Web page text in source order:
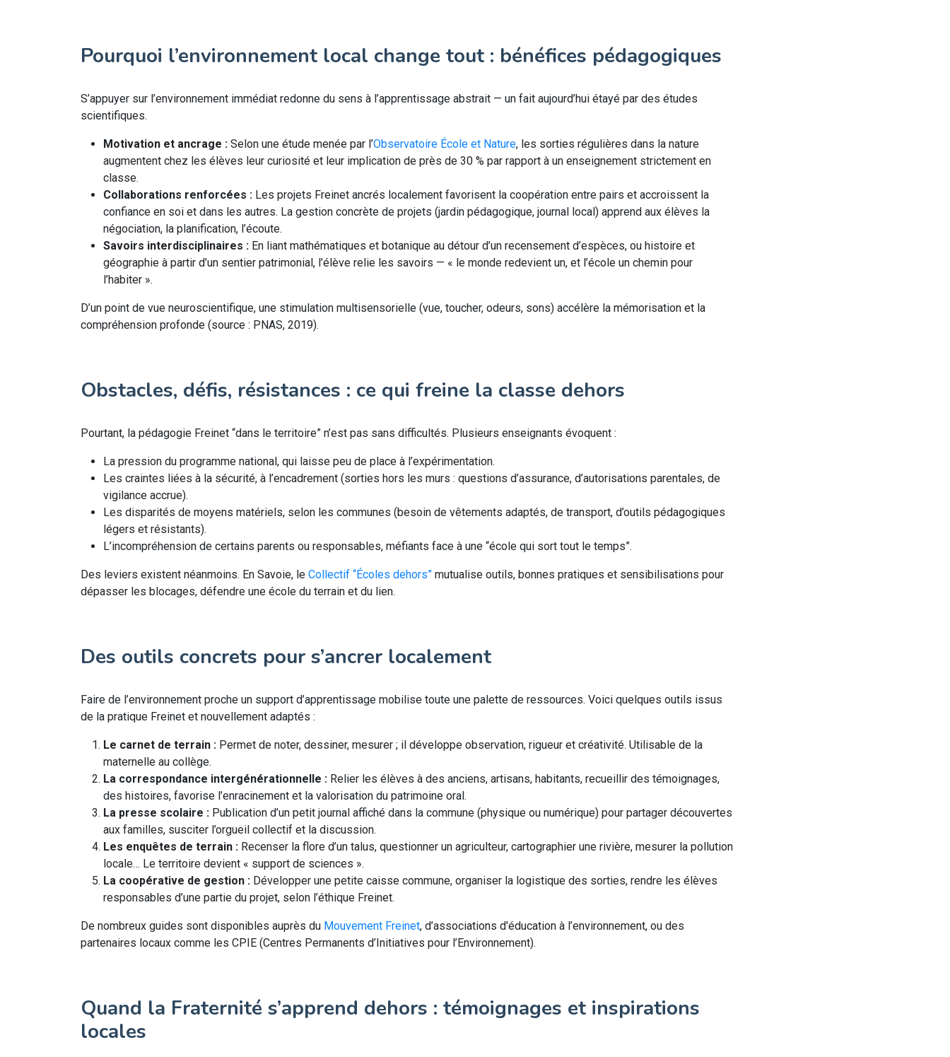
Pourquoi l’environnement local change tout : bénéfices pédagogiques
S’appuyer sur l’environnement immédiat redonne du sens à l’apprentissage abstrait — un fait aujourd’hui étayé par des études
scientifiques.
Motivation et ancrage : Selon une étude menée par l’Observatoire École et Nature, les sorties régulières dans la nature
augmentent chez les élèves leur curiosité et leur implication de près de 30 % par rapport à un enseignement strictement en
classe.
Collaborations renforcées : Les projets Freinet ancrés localement favorisent la coopération entre pairs et accroissent la
confiance en soi et dans les autres. La gestion concrète de projets (jardin pédagogique, journal local) apprend aux élèves la
négociation, la planification, l’écoute.
Savoirs interdisciplinaires : En liant mathématiques et botanique au détour d’un recensement d’espèces, ou histoire et
géographie à partir d’un sentier patrimonial, l’élève relie les savoirs — « le monde redevient un, et l’école un chemin pour
l’habiter ».
D’un point de vue neuroscientifique, une stimulation multisensorielle (vue, toucher, odeurs, sons) accélère la mémorisation et la
compréhension profonde (source : PNAS, 2019).
Obstacles, défis, résistances : ce qui freine la classe dehors
Pourtant, la pédagogie Freinet “dans le territoire” n’est pas sans difficultés. Plusieurs enseignants évoquent :
La pression du programme national, qui laisse peu de place à l’expérimentation.
Les craintes liées à la sécurité, à l’encadrement (sorties hors les murs : questions d’assurance, d’autorisations parentales, de
vigilance accrue).
Les disparités de moyens matériels, selon les communes (besoin de vêtements adaptés, de transport, d’outils pédagogiques
légers et résistants).
L’incompréhension de certains parents ou responsables, méfiants face à une “école qui sort tout le temps”.
Des leviers existent néanmoins. En Savoie, le Collectif “Écoles dehors” mutualise outils, bonnes pratiques et sensibilisations pour
dépasser les blocages, défendre une école du terrain et du lien.
Des outils concrets pour s’ancrer localement
Faire de l’environnement proche un support d’apprentissage mobilise toute une palette de ressources. Voici quelques outils issus
de la pratique Freinet et nouvellement adaptés :
Le carnet de terrain : Permet de noter, dessiner, mesurer ; il développe observation, rigueur et créativité. Utilisable de la
maternelle au collège.
La correspondance intergénérationnelle : Relier les élèves à des anciens, artisans, habitants, recueillir des témoignages,
des histoires, favorise l’enracinement et la valorisation du patrimoine oral.
La presse scolaire : Publication d’un petit journal affiché dans la commune (physique ou numérique) pour partager découvertes
aux familles, susciter l’orgueil collectif et la discussion.
Les enquêtes de terrain : Recenser la flore d’un talus, questionner un agriculteur, cartographier une rivière, mesurer la pollution
locale… Le territoire devient « support de sciences ».
La coopérative de gestion : Développer une petite caisse commune, organiser la logistique des sorties, rendre les élèves
responsables d’une partie du projet, selon l’éthique Freinet.
De nombreux guides sont disponibles auprès du Mouvement Freinet, d’associations d'éducation à l’environnement, ou des
partenaires locaux comme les CPIE (Centres Permanents d’Initiatives pour l’Environnement).
Quand la Fraternité s’apprend dehors : témoignages et inspirations
locales